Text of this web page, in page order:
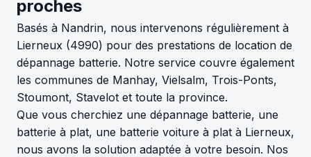
proches
Basés à Nandrin, nous intervenons régulièrement à
Lierneux (4990) pour des prestations de location de
dépannage batterie. Notre service couvre également
les communes de Manhay, Vielsalm, Trois-Ponts,
Stoumont, Stavelot et toute la province.
Que vous cherchiez une dépannage batterie, une
batterie à plat, une batterie voiture à plat à Lierneux,
nous avons la solution adaptée à votre besoin. Nos